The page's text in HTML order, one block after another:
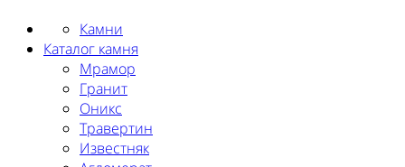
Камни
Каталог камня
Мрамор
Гранит
Оникс
Травертин
Известняк